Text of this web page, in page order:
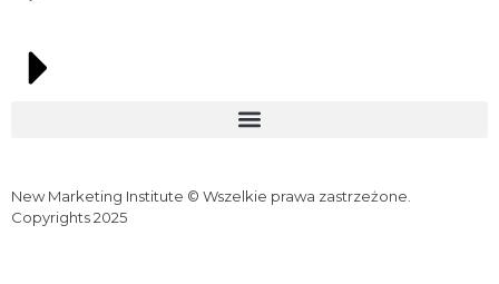
New Marketing Institute © Wszelkie prawa zastrzeżone.
Copyrights 2025